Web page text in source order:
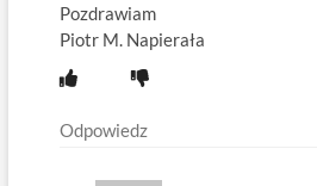
Pozdrawiam
Piotr M. Napierała
Odpowiedz